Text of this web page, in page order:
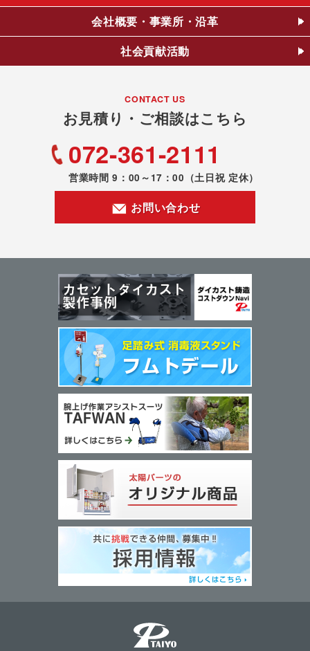
会社概要・ 事業所・沿革
社会貢献活動
CONTACT US
お見積り・ご相談はこちら
072-361-2111
営業時間 9：00～17：00 （土日祝 定休）
お問い合わせ